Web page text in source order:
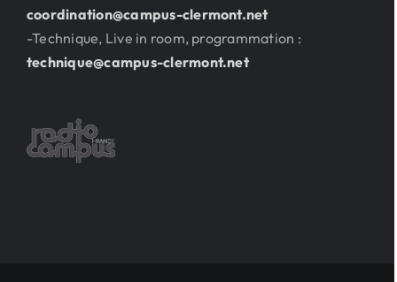
coordination@campus-clermont.net
-Technique, Live in room, programmation :
technique@campus-clermont.net